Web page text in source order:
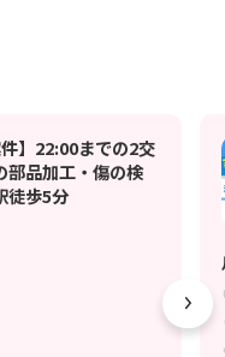
件】22:00までの2交
部品加工・傷の検
徒歩5分